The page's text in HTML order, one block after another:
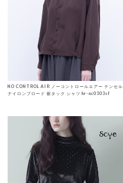
NO CONTROL AIR ノーコントロールエアー テンセル
ナイロンブロード 裾タック シャツ hr-nc0303sf